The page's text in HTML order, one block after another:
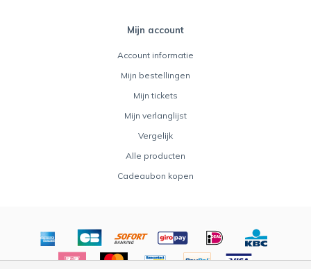
Mijn account
Account informatie
Mijn bestellingen
Mijn tickets
Mijn verlanglijst
Vergelijk
Alle producten
Cadeaubon kopen